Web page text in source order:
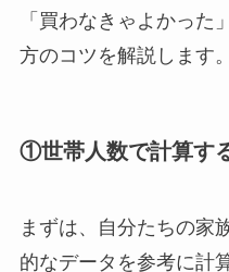
「買わなきゃよかった
方のコツを解説します。
①世帯人数で計算す
まずは、自分たちの家
的なデータを参考に計